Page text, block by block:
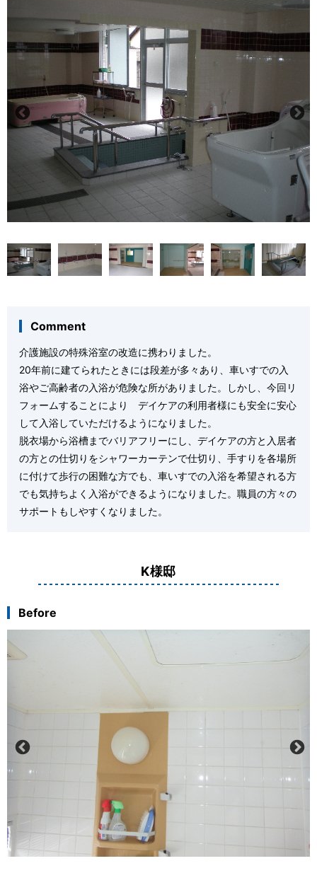
Comment
介護施設の特殊浴室の改造に携わりました。
20年前に建てられたときには段差が多々あり、車いすでの入
浴やご高齢者の入浴が危険な所がありました。しかし、今回リ
フォームすることにより デイケアの利用者様にも安全に安心
して入浴していただけるようになりました。
脱衣場から浴槽までバリアフリーにし、デイケアの方と入居者
の方との仕切りをシャワーカーテンで仕切り、手すりを各場所
に付けて歩行の困難な方でも、車いすでの入浴を希望される方
でも気持ちよく入浴ができるようになりました。職員の方々の
サポートもしやすくなりました。
K様邸
Before